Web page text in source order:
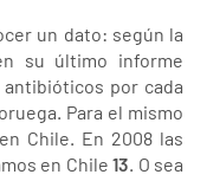
un dato: según la
su último informe
por cada
Para el mismo
Chile. En 2008 las
en Chile 13. O sea